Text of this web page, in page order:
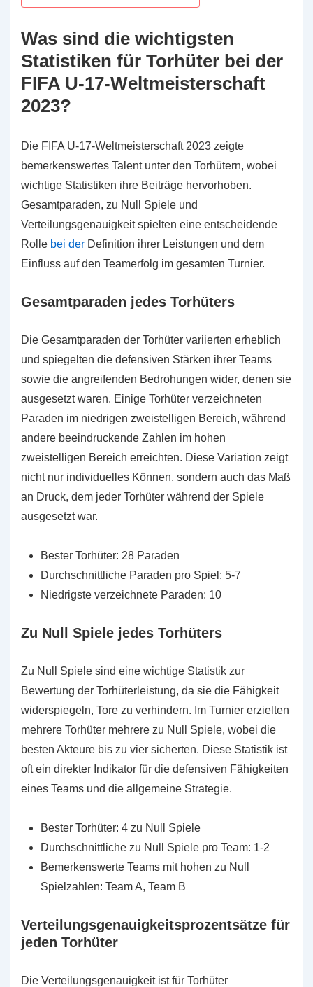
Was sind die wichtigsten
Statistiken für Torhüter bei der
FIFA U-17-Weltmeisterschaft
2023?
Die FIFA U-17-Weltmeisterschaft 2023 zeigte
bemerkenswertes Talent unter den Torhütern, wobei
wichtige Statistiken ihre Beiträge hervorhoben.
Gesamtparaden, zu Null Spiele und
Verteilungsgenauigkeit spielten eine entscheidende
Rolle bei der Definition ihrer Leistungen und dem
Einfluss auf den Teamerfolg im gesamten Turnier.
Gesamtparaden jedes Torhüters
Die Gesamtparaden der Torhüter variierten erheblich
und spiegelten die defensiven Stärken ihrer Teams
sowie die angreifenden Bedrohungen wider, denen sie
ausgesetzt waren. Einige Torhüter verzeichneten
Paraden im niedrigen zweistelligen Bereich, während
andere beeindruckende Zahlen im hohen
zweistelligen Bereich erreichten. Diese Variation zeigt
nicht nur individuelles Können, sondern auch das Maß
an Druck, dem jeder Torhüter während der Spiele
ausgesetzt war.
Bester Torhüter: 28 Paraden
Durchschnittliche Paraden pro Spiel: 5-7
Niedrigste verzeichnete Paraden: 10
Zu Null Spiele jedes Torhüters
Zu Null Spiele sind eine wichtige Statistik zur
Bewertung der Torhüterleistung, da sie die Fähigkeit
widerspiegeln, Tore zu verhindern. Im Turnier erzielten
mehrere Torhüter mehrere zu Null Spiele, wobei die
besten Akteure bis zu vier sicherten. Diese Statistik ist
oft ein direkter Indikator für die defensiven Fähigkeiten
eines Teams und die allgemeine Strategie.
Bester Torhüter: 4 zu Null Spiele
Durchschnittliche zu Null Spiele pro Team: 1-2
Bemerkenswerte Teams mit hohen zu Null
Spielzahlen: Team A, Team B
Verteilungsgenauigkeitsprozentsätze für
jeden Torhüter
Die Verteilungsgenauigkeit ist für Torhüter